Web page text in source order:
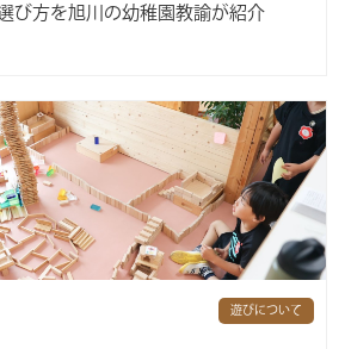
び方を旭川の幼稚園教諭が紹介
遊びについて